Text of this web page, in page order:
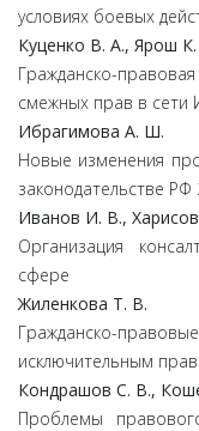
условиях боевых
Куценко В. А., Ярош
Гражданско-
смежных прав в сети
Ибрагимова А. Ш.
Новые изменения
законодательстве РФ
Иванов И. В.,
Организация
сфере
Жиленкова Т. В.
Гражданско-
исключительным
Кондрашов С. В.,
Проблемы